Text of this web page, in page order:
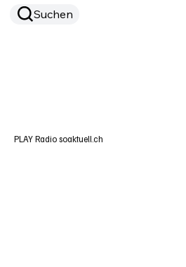
Suchen
PLAY Radio soaktuell.ch